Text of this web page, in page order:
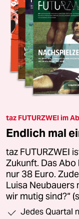
taz FUTURZWEI im
Endlich mal
taz FUTURZWEI
Zukunft. Das
nur 38 Euro.
Luisa Neubauers
wir mutig sind?“
Jedes Quartal